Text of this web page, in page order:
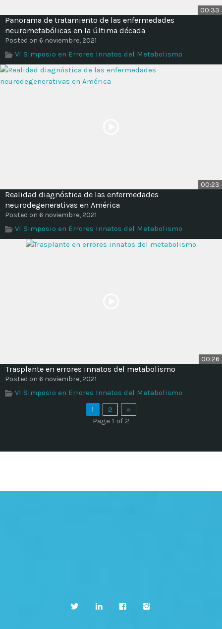
00:33
Panorama de tratamiento de las enfermedades
neurometabólicas en la última década
Posted on 6 noviembre, 2021
VI Simposio en Errores Innatos del Metabolismo
00:23
Realidad diagnóstica de las enfermedades
neurodegenerativas en América
Posted on 6 noviembre, 2021
VI Simposio en Errores Innatos del Metabolismo
00:26
Trasplante en errores innatos del metabolismo
Posted on 6 noviembre, 2021
VI Simposio en Errores Innatos del Metabolismo
1
2
»
Page 1 of 2